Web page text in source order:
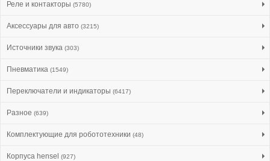
Реле и контакторы (5780)
Аксессуары для авто (3215)
Источники звука (303)
Пневматика (1549)
Переключатели и индикаторы (6417)
Разное (639)
Комплектующие для робототехники (48)
Корпуса hensel (927)